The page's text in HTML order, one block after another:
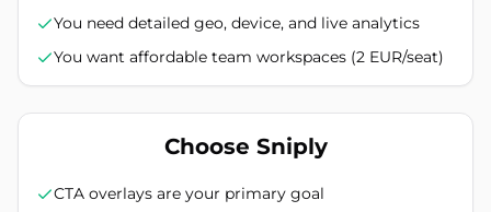
You need detailed geo, device, and live analytics
You want affordable team workspaces (2 EUR/seat)
Choose Sniply
CTA overlays are your primary goal